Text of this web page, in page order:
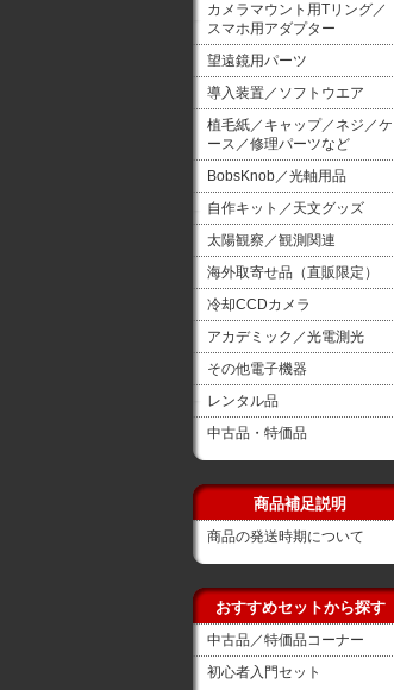
カメラマウント用Tリング／
スマホ用アダプター
望遠鏡用パーツ
導入装置／ソフトウエア
植毛紙／キャップ／ネジ／ケ
ース／修理パーツなど
BobsKnob／光軸用品
自作キット／天文グッズ
太陽観察／観測関連
海外取寄せ品（直販限定）
冷却CCDカメラ
アカデミック／光電測光
その他電子機器
レンタル品
中古品・特価品
商品補足説明
商品の発送時期について
おすすめセットから探す
中古品／特価品コーナー
初心者入門セット